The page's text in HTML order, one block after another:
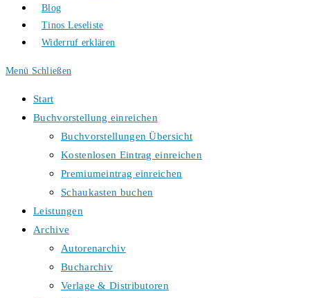
Blog
Tinos Leseliste
Widerruf erklären
Menü Schließen
Start
Buchvorstellung einreichen
Buchvorstellungen Übersicht
Kostenlosen Eintrag einreichen
Premiumeintrag einreichen
Schaukasten buchen
Leistungen
Archive
Autorenarchiv
Bucharchiv
Verlage & Distributoren